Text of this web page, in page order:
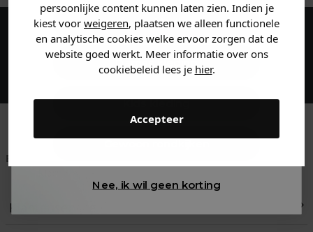
persoonlijke content kunnen laten zien. Indien je
kiest voor weigeren, plaatsen we alleen functionele
en analytische cookies welke ervoor zorgen dat de
website goed werkt. Meer informatie over ons
cookiebeleid lees je hier.
Accepteer
Maak een account aan en ontvang 5%
korting op je eerste bestelling!
Betaal achteraf met
Klantenservice
Heren kleding
Dames kleding
Kids kleding
Nee, ik wil geen korting